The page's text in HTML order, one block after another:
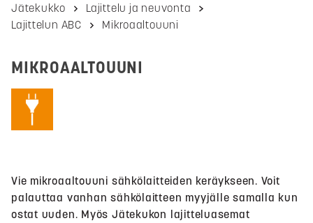
Jätekukko
Lajittelu ja neuvonta
Lajittelun ABC
Mikroaaltouuni
MIKROAALTOUUNI
Vie mikroaaltouuni sähkölaitteiden keräykseen. Voit
palauttaa vanhan sähkölaitteen myyjälle samalla kun
ostat uuden. Myös Jätekukon lajitteluasemat